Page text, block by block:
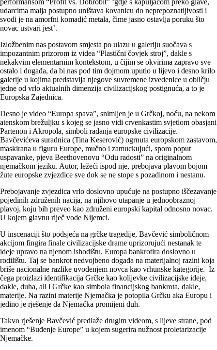
performansom “Profit vs. Dobrobit” ‘gdje s kapuljačom preko glave,
udarcima malja postupno uništava kovanicu do neprepoznatljivosti i
svodi je na amorfni komadić metala, čime jasno ostavlja poruku što
novac ustvari jest’.
Izložbenim nas postavom smjesta po ulazu u galeriju suočava s
impozantnim prizorom iz videa “Plastični čovjek stroj”, dakle s
nekakvim elementarnim kontekstom, u čijim se okvirima zapravo sve
ostalo i događa, da bi nas pod tim dojmom uputio u lijevo i desno krilo
galerije u kojima predstavlja njegove suvremene izvedenice u obličju
jedne od vrlo aktualnih dimenzija civilizacijskog postignuća, a to je
Europska Zajednica.
Desno je video “Europa spava”, snimljen je u Grčkoj, noću, na nekom
atenskom brežuljku s kojeg se jasno vidi crvenkastim svjetlom obasjani
Partenon i Akropola, simboli rađanja europske civilizacije.
Bavčevićeva suradnica (Tina Keserović) ogrnuta europskom zastavom,
maskirana u figuru Europe, mučno i zamuckujući, sporo poput
uspavanke, pjeva Beethovenovu “Odu radosti” na originalnom
njemačkom jeziku. Autor, ležeći ispod nje, prebojava plavom bojom
žute europske zvjezdice sve dok se ne stope s pozadinom i nestanu.
Prebojavanje zvjezdica vrlo doslovno upućuje na postupno iščezavanje
pojedinih združenih nacija, na njihovo utapanje u jednoobraznoj
plavoj, koju bih preveo kao združeni europski kapital odnosno novac.
U kojem glavnu riječ vode Nijemci.
U inscenaciji što podsjeća na grčke tragedije, Bavčević simboličnom
akcijom fingira finale civilizacijske drame uprizorujući nestanak te
ideje upravo na njenom ishodištu. Europa bankrotira doslovno u
rodilištu. Taj se bankrot nedvojbeno događa na materijalnoj razini koja
briše nacionalne razlike uvođenjem novca kao vrhunske kategorije. Iz
čega proizlazi identifikacija Grčke kao kolijevke civilizacijske ideje,
dakle, duha, ali i Grčke kao simbola financijskog bankrota, dakle,
materije. Na razini materije Njemačka je potopila Grčku aka Europu i
jedino je rješenje da Njemačka promijeni duh.
Takvo rješenje Bavčević predlaže drugim videom, s lijeve strane, pod
imenom “Buđenje Europe” u kojem sugerira nužnost proletarizacije
Njemačke.